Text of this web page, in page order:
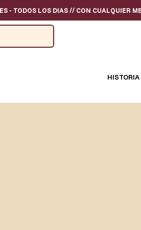
LOS DIAS // CON CUALQUIER MEDIO
HISTORIA